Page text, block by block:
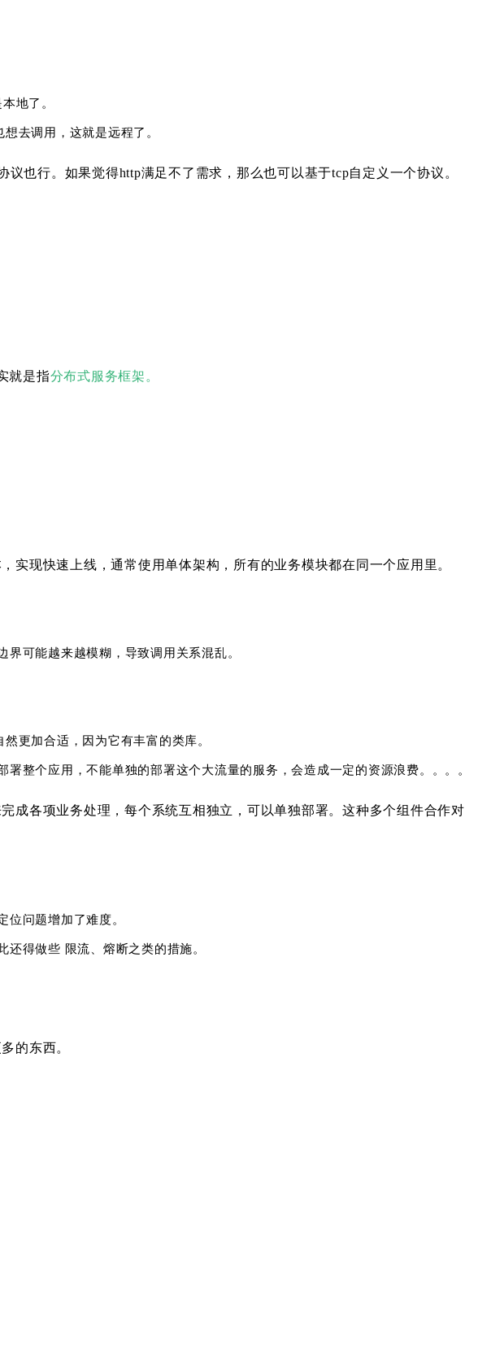
地了。
去调用，这就是远程了。
也行。如果觉得http满足不了需求，那么也可以基于tcp自定义一个协议。
就是指分布式服务框架。
现快速上线，通常使用单体架构，所有的业务模块都在同一个应用里。
可能越来越模糊，导致调用关系混乱。
更加合适，因为它有丰富的类库。
整个应用，不能单独的部署这个大流量的服务，会造成一定的资源浪费。。。。
成各项业务处理，每个系统互相独立，可以单独部署。这种多个组件合作对
问题增加了难度。
得做些 限流、熔断之类的措施。
的东西。